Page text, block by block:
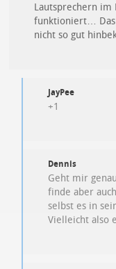
Lautsprechern im
funktioniert… Das
nicht so gut
JayPee
+1
Dennis
Geht mir
finde aber
selbst es in
Vielleicht also